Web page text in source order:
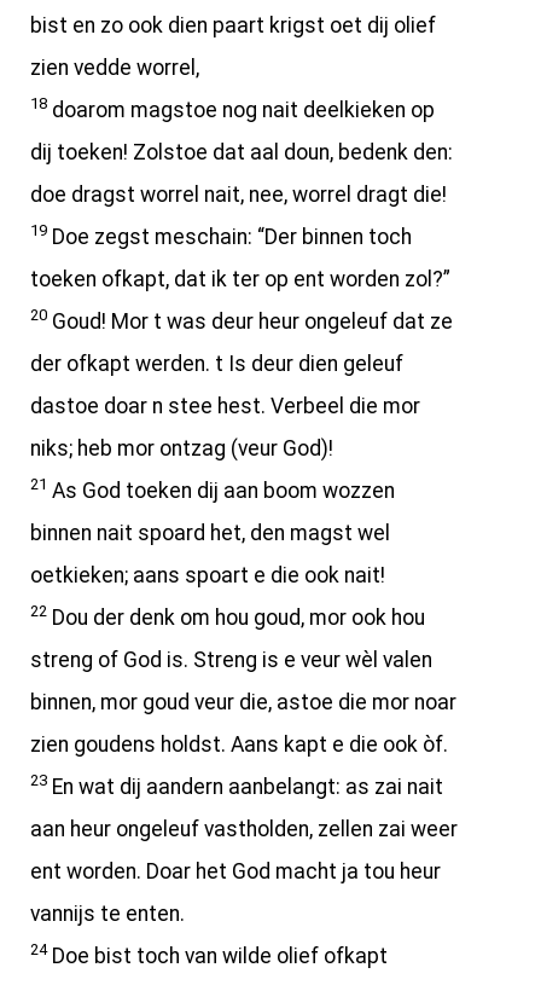
bist en zo ook dien paart krigst oet dij olief
zien vedde worrel,
18 doarom magstoe nog nait deelkieken op
dij toeken! Zolstoe dat aal doun, bedenk den:
doe dragst worrel nait, nee, worrel dragt die!
19 Doe zegst meschain: “Der binnen toch
toeken ofkapt, dat ik ter op ent worden zol?”
20 Goud! Mor t was deur heur ongeleuf dat ze
der ofkapt werden. t Is deur dien geleuf
dastoe doar n stee hest. Verbeel die mor
niks; heb mor ontzag (veur God)!
21 As God toeken dij aan boom wozzen
binnen nait spoard het, den magst wel
oetkieken; aans spoart e die ook nait!
22 Dou der denk om hou goud, mor ook hou
streng of God is. Streng is e veur wèl valen
binnen, mor goud veur die, astoe die mor noar
zien goudens holdst. Aans kapt e die ook òf.
23 En wat dij aandern aanbelangt: as zai nait
aan heur ongeleuf vastholden, zellen zai weer
ent worden. Doar het God macht ja tou heur
vannijs te enten.
24Doe bist toch van wilde olief ofkapt